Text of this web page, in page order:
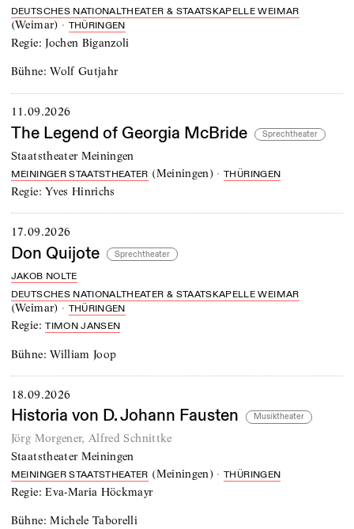
DEUTSCHES NATIONALTHEATER & STAATSKAPELLE WEIMAR
(Weimar) · THÜRINGEN
Regie:Jochen Biganzoli
Bühne:Wolf Gutjahr
11.09.2026
The Legend of Georgia McBride Sprechtheater
Staatstheater Meiningen
MEININGER STAATSTHEATER (Meiningen) ·THÜRINGEN
Regie:Yves Hinrichs
17.09.2026
Don Quijote Sprechtheater
JAKOB NOLTE
DEUTSCHES NATIONALTHEATER & STAATSKAPELLE WEIMAR
(Weimar) · THÜRINGEN
Regie:TIMON JANSEN
Bühne:William Joop
18.09.2026
Historia von D. Johann Fausten Musiktheater
Jörg Morgener,Alfred Schnittke
Staatstheater Meiningen
MEININGER STAATSTHEATER (Meiningen) ·THÜRINGEN
Regie:Eva-Maria Höckmayr
Bühne:Michele Taborelli